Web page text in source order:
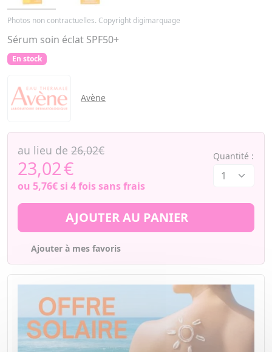
Photos non contractuelles. Copyright digimarquage
Sérum soin éclat SPF50+
En stock
Avène
au lieu de 26,02€
23,02€
ou 5,76€si 4 fois sans frais
Quantité :
AJOUTER AU PANIER
Ajouter à mes favoris